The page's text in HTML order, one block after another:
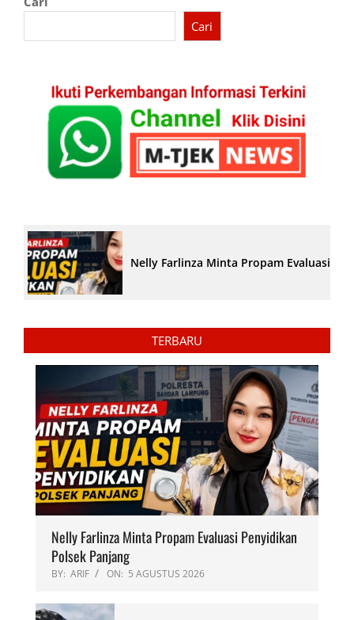
Cari
Nelly Farlinza Minta Propam Evaluasi
TERBARU
Nelly Farlinza Minta Propam Evaluasi Penyidikan
Polsek Panjang
BY: ARIF ON: 5 AGUSTUS 2026